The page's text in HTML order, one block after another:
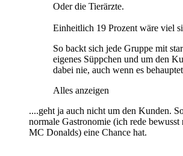
Oder die Tierärzte.
Einheitlich 19 Prozent wäre viel
So backt sich jede Gruppe mit
eigenes Süppchen und um den
dabei nie, auch wenn es
Alles anzeigen
....geht ja auch nicht um den Kunden.
normale Gastronomie (ich rede
MC Donalds) eine Chance hat.